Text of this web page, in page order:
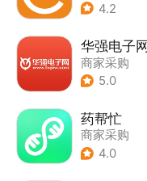
4.2
华强电子
商家采购
5.0
药帮忙
商家采购
4.0